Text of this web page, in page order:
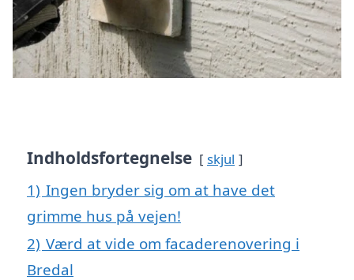
Indholdsfortegnelse skjul
1) Ingen bryder sig om at have det
grimme hus på vejen!
2) Værd at vide om facaderenovering i
Bredal